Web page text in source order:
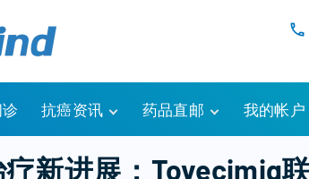
诊 抗癌资讯
有问有答
药品直邮
购物车
我的帐户
账户详情
新进展：Tovecimig